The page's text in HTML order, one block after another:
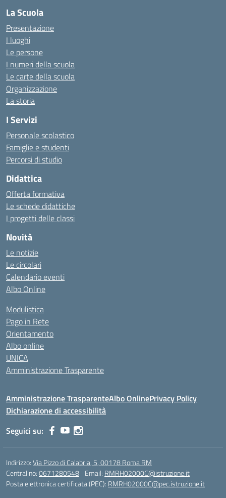
La Scuola
Presentazione
I luoghi
Le persone
I numeri della scuola
Le carte della scuola
Organizzazione
La storia
I Servizi
Personale scolastico
Famiglie e studenti
Percorsi di studio
Didattica
Offerta formativa
Le schede didattiche
I progetti delle classi
Novità
Le notizie
Le circolari
Calendario eventi
Albo Online
Modulistica
Pago in Rete
Orientamento
Albo online
UNICA
Amministrazione Trasparente
Amministrazione TrasparenteAlbo OnlinePrivacy Policy
Dichiarazione di accessibilità
Seguici su:
Indirizzo:Via Pizzo di Calabria, 5, 00178 Roma RM
Centralino:0671280548 Email: RMRH02000C@istruzione.it
Posta elettronica certificata (PEC): RMRH02000C@pec.istruzione.it